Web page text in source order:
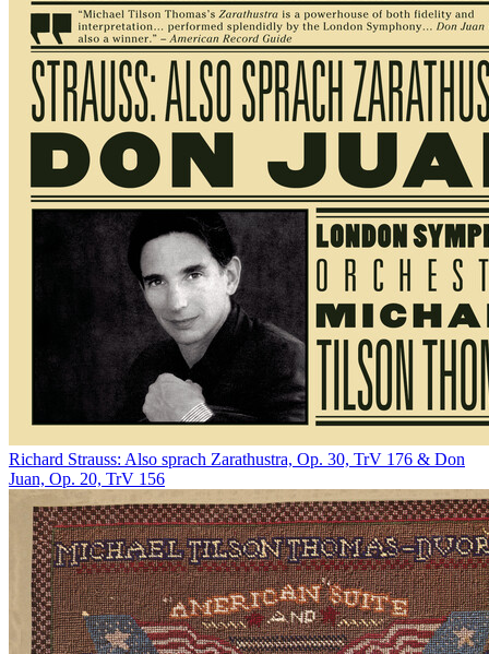
Richard Strauss: Also sprach Zarathustra, Op. 30, TrV 176 & Don
Juan, Op. 20, TrV 156